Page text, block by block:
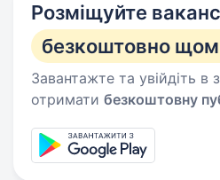
Розміщуйте
безкоштовно
Завантажте та увійдіть в
отримати безкоштовну